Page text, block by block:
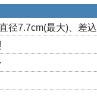
径7.7cm(最大)、差